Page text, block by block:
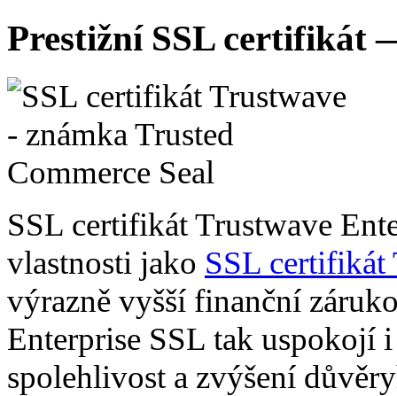
Prestižní SSL certifikát
SSL certifikát Trustwave
vlastnosti jako SSL certifikát
výrazně vyšší finanční
Enterprise SSL tak uspokojí
spolehlivost a zvýšení